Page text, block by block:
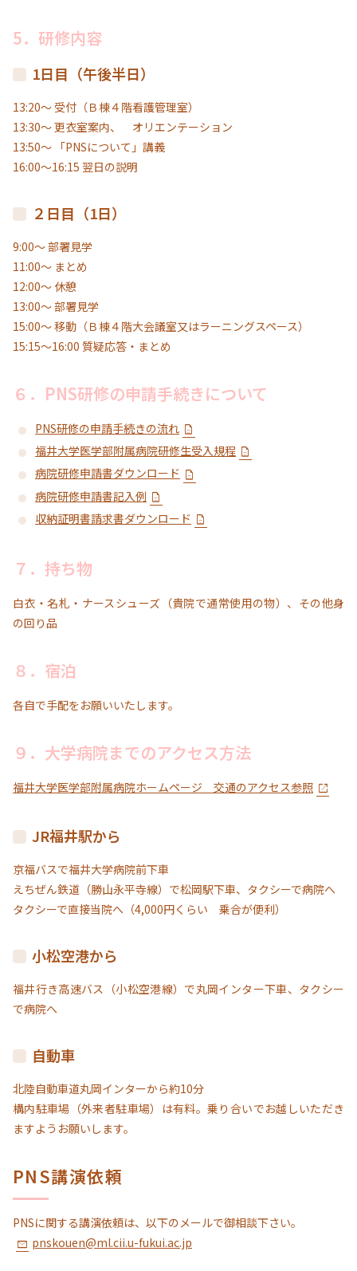
5．研修内容
1日目（午後半日）
13:20～ 受付（Ｂ棟４階看護管理室）
13:30～ 更衣室案内、 オリエンテーション
13:50～ 「PNSについて」講義
16:00～16:15 翌日の説明
２日目（1日）
9:00～ 部署見学
11:00～ まとめ
12:00～ 休憩
13:00～ 部署見学
15:00～ 移動（Ｂ棟４階大会議室又はラーニングスペース）
15:15～16:00 質疑応答・まとめ
６．PNS研修の申請手続きについて
PNS研修の申請手続きの流れ
福井大学医学部附属病院研修生受入規程
病院研修申請書ダウンロード
病院研修申請書記入例
収納証明書請求書ダウンロード
７．持ち物
白衣・名札・ナースシューズ（貴院で通常使用の物）、その他身
の回り品
８．宿泊
各自で手配をお願いいたします。
９．大学病院までのアクセス方法
福井大学医学部附属病院ホームページ 交通のアクセス参照
JR福井駅から
京福バスで福井大学病院前下車
えちぜん鉄道（勝山永平寺線）で松岡駅下車、タクシーで病院へ
タクシーで直接当院へ（4,000円くらい 乗合が便利）
小松空港から
福井行き高速バス（小松空港線）で丸岡インター下車、タクシー
で病院へ
自動車
北陸自動車道丸岡インターから約10分
構内駐車場（外来者駐車場）は有料。乗り合いでお越しいただき
ますようお願いします。
PNS講演依頼
PNSに関する講演依頼は、以下のメールで御相談下さい。
pnskouen@ml.cii.u-fukui.ac.jp